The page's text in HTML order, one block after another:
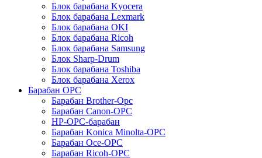
Блок барабана Kyocera
Блок барабана Lexmark
Блок барабана OKI
Блок барабана Ricoh
Блок барабана Samsung
Блок Sharp-Drum
Блок барабана Toshiba
Блок барабана Xerox
Барабан OPC
Барабан Brother-Opc
Барабан Canon-OPC
HP-OPC-барабан
Барабан Konica Minolta-OPC
Барабан Oce-OPC
Барабан Ricoh-OPC